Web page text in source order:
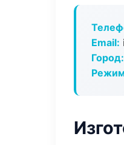
Email:
Город: